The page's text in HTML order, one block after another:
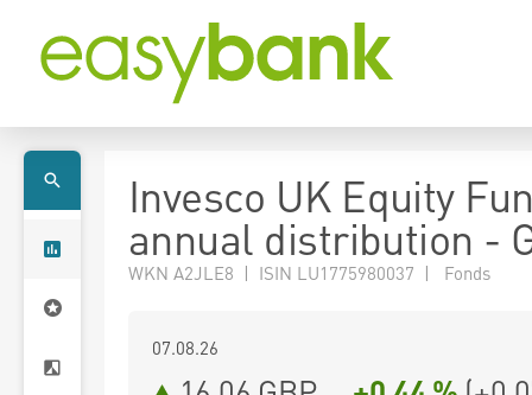
Invesco UK Equity
annual distribution -
WKN A2JLE8 | ISIN LU1775980037 | Fonds
07.08.26